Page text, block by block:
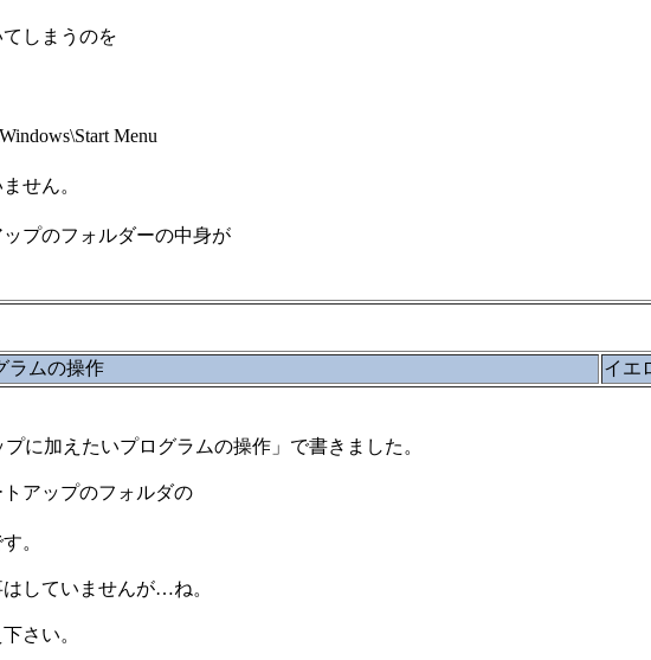
しまうのを
Menu
せん。
プのフォルダーの中身が
ラムの操作 イエ
に加えたいプログラムの操作」で書きました。
アップのフォルダの
。
していませんが…ね。
さい。